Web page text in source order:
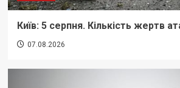
Київ: 5 серпня. Кількість жертв
07.08.2026